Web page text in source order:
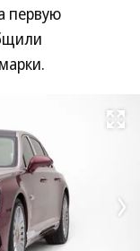
первую
Развернуть